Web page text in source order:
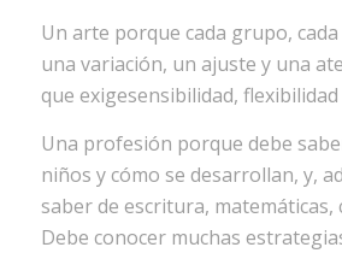
Un arte porque cada grupo,
una variación, un ajuste y una
que exigesensibilidad,
Una profesión porque debe
niños y cómo se desarrollan, y,
saber de escritura, matemáticas,
Debe conocer muchas